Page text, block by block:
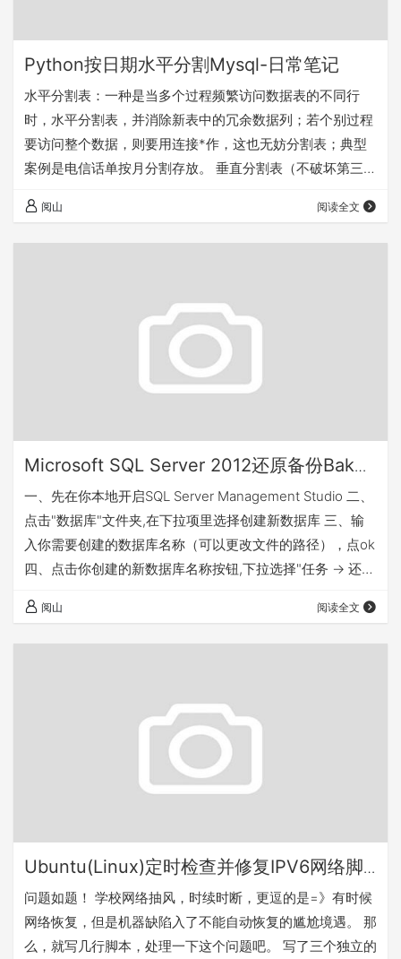
Python按日期水平分割Mysql-日常笔记
水平分割表：一种是当多个过程频繁访问数据表的不同行
时，水平分割表，并消除新表中的冗余数据列；若个别过程
要访问整个数据，则要用连接*作，这也无妨分割表；典型
案例是电信话单按月分割存放。 垂直分割表（不破坏第三范
直分成几个表，减少磁盘I/O（每行的数据列少，每页存的
数据行就多，相应占用的页就少），更新时不必考虑锁，没
阅山 阅读全文
Microsoft SQL Server 2012还原备份Bak数
据库文件-日常笔记
一、先在你本地开启SQL Server Management Studio 二、
点击"数据库"文件夹,在下拉项里选择创建新数据库 三、输
入你需要创建的数据库名称（可以更改文件的路径），点ok
四、点击你创建的新数据库名称按钮,下拉选择"任务 → 还原
OK 七、在选择恢复数据库操作里,给你需要恢复的.bak文件
勾上，再点击“选项”； 八、选择覆盖现有数据库，把“还原
阅山 阅读全文
Ubuntu(Linux)定时检查并修复IPV6网络脚
本-日常笔记
问题如题！ 学校网络抽风，时续时断，更逗的是=》有时候
网络恢复，但是机器缺陷入了不能自动恢复的尴尬境遇。 那
么，就写几行脚本，处理一下这个问题吧。 写了三个独立的